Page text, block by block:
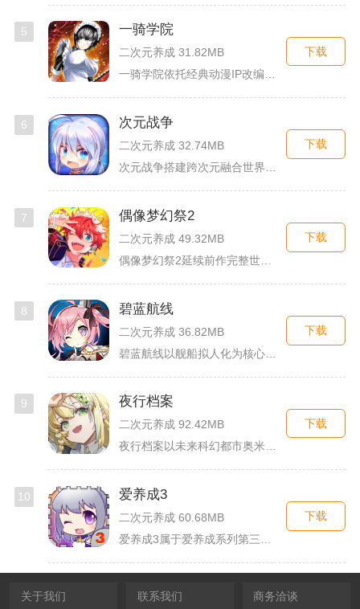
5 一骑学院
二次元养成 31.82MB
一骑学院依托经典动漫IP改编，把三国武将化身学院少女角色，主...
下载
6 次元战争
二次元养成 32.74MB
下载
7 偶像梦幻祭2
二次元养成 49.32MB
下载
8 碧蓝航线
二次元养成 36.82MB
下载
9 夜行档案
二次元养成 92.42MB
夜行档案以未来科幻都市奥米勒斯为舞台，玩家任职特勤部调查员，...
下载
10 爱养成3
二次元养成 60.68MB
下载
关于我们 联系我们 商务洽谈